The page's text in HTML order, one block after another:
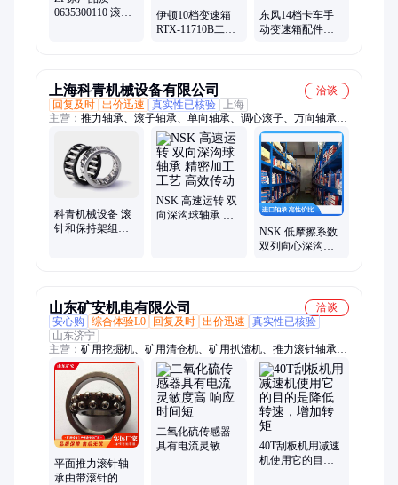
0635300110 滚针
伊顿10档变速箱
RTX-11710B二轴
东风14档卡车手
动变速箱配件后
上海科青机械设备有限公司
洽谈
回复及时 出价迅速 真实性已核验
上海
主营： 推力轴承、滚子轴承、单向轴承、调心滚子、万向轴承、
仪表轴承、电机轴承、主轴轴承、回转轴承、平面轴承、深沟球
轴承、回转支承轴承
科青机械设备 滚
针和保持架组件
NSK 高速运转 双
向深沟球轴承 精
NSK 低摩擦系数
双列向心深沟球
山东矿安机电有限公司
洽谈
安心购
综合体验L0 回复及时 出价迅速
真实性已核验
山东济宁
主营： 矿用挖掘机、矿用清仓机、矿用扒渣机、推力滚针轴承、
给煤机、无压风门、防水密闭门、气动隔膜泵、滚轮罐耳、皮带
综保、矿用锂离子蓄电池电源、矿用翻车机、小型挖掘机、洒水
降尘装置、司控道岔装置、空气炮、气动阻车器、气动卧闸、断
带抓捕器、矿用防爆摄像仪、跑车防护装置、压风供水自救装
置、防水剂、履带运输车、巷道修复机、矿用挖掘式装载机
平面推力滚针轴
承由带滚针的推
二氧化硫传感器
具有电流灵敏度
40T刮板机用减速
机使用它的目的